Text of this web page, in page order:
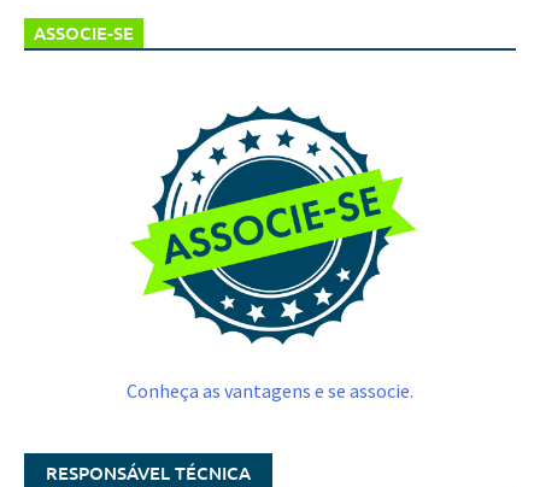
ASSOCIE-SE
Conheça as vantagens e se associe.
RESPONSÁVEL TÉCNICA